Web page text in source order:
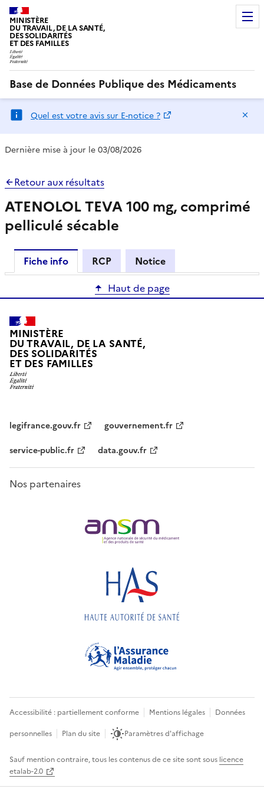
MINISTÈRE
DU TRAVAIL, DE LA SANTÉ,
DES SOLIDARITÉS
ET DES FAMILLES
Base de Données Publique des Médicaments
Quel est votre avis sur E-notice ?
Dernière mise à jour le 03/08/2026
Retour aux résultats
ATENOLOL TEVA 100 mg, comprimé
pelliculé sécable
Fiche info RCP
Notice
Haut de page
MINISTÈRE
DU TRAVAIL, DE LA SANTÉ,
DES SOLIDARITÉS
ET DES FAMILLES
legifrance.gouv.fr
gouvernement.fr
service-public.fr
data.gouv.fr
Nos partenaires
Accessibilité : partiellement conforme Mentions légales
Données
personnelles
Plan du site Paramètres d'affichage
Sauf mention contraire, tous les contenus de ce site sont sous licence
etalab-2.0